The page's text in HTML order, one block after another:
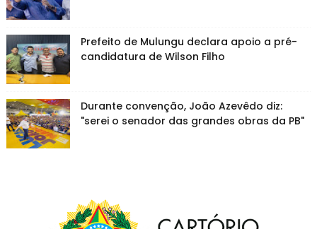
Prefeito de Mulungu declara apoio a pré-
candidatura de Wilson Filho
Durante convenção, João Azevêdo diz:
"serei o senador das grandes obras da PB"